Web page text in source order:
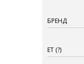
БРЕНД
ET (?)